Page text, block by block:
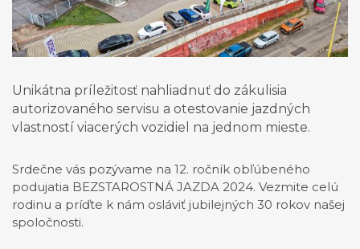
Unikátna príležitosť nahliadnuť do zákulisia
autorizovaného servisu a otestovanie jazdných
vlastností viacerých vozidiel na jednom mieste.
Srdečne vás pozývame na 12. ročník obľúbeného
podujatia BEZSTAROSTNÁ JAZDA 2024. Vezmite celú
rodinu a príďte k nám osláviť jubilejných 30 rokov našej
spoločnosti.